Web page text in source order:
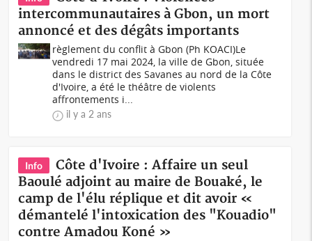
intercommunautaires à Gbon, un mort
annoncé et des dégâts importants
règlement du conflit à Gbon (Ph KOACI)Le
vendredi 17 mai 2024, la ville de Gbon, située
dans le district des Savanes au nord de la Côte
d'Ivoire, a été le théâtre de violents
affrontements i...
il y a 2 ans
Info
Côte d'Ivoire : Affaire un seul
Baoulé adjoint au maire de Bouaké, le
camp de l'élu réplique et dit avoir «
démantelé l'intoxication des "Kouadio"
contre Amadou Koné »